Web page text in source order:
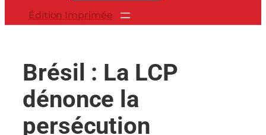
e
Édition Imprimée
Brésil : La LCP
dénonce la
persécution